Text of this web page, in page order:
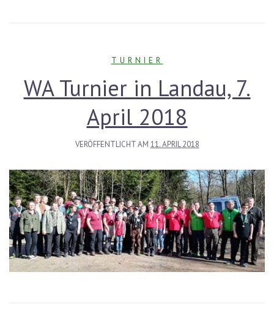
TURNIER
WA Turnier in Landau, 7.
April 2018
VERÖFFENTLICHT AM 11. APRIL 2018